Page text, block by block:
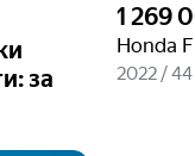
за
1 269
Honda
2022 / 44